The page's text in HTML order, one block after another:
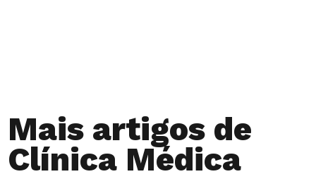
Mais artigos de
Clínica Médica